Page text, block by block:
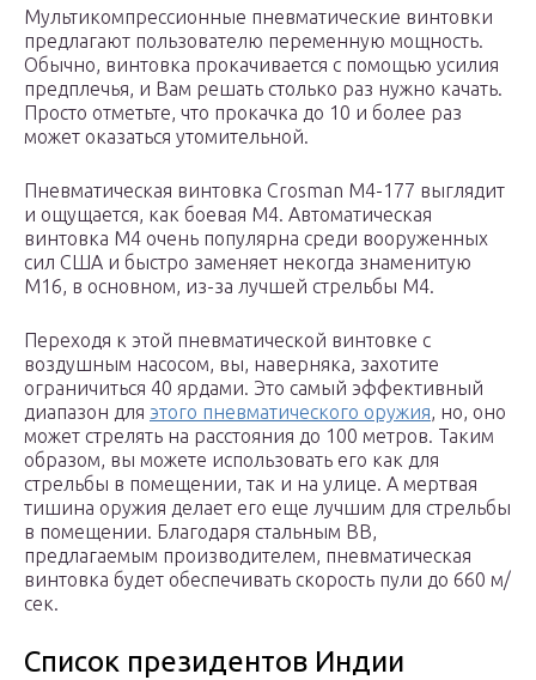
Мультикомпрессионные пневматические винтовки
предлагают пользователю переменную мощность.
Обычно, винтовка прокачивается с помощью усилия
предплечья, и Вам решать столько раз нужно качать.
Просто отметьте, что прокачка до 10 и более раз
может оказаться утомительной.
Пневматическая винтовка Crosman M4-177 выглядит
и ощущается, как боевая M4. Автоматическая
винтовка М4 очень популярна среди вооруженных
сил США и быстро заменяет некогда знаменитую
M16, в основном, из-за лучшей стрельбы М4.
Переходя к этой пневматической винтовке с
воздушным насосом, вы, наверняка, захотите
ограничиться 40 ярдами. Это самый эффективный
диапазон для этого пневматического оружия, но, оно
может стрелять на расстояния до 100 метров. Таким
образом, вы можете использовать его как для
стрельбы в помещении, так и на улице. А мертвая
тишина оружия делает его еще лучшим для стрельбы
в помещении. Благодаря стальным ВВ,
предлагаемым производителем, пневматическая
винтовка будет обеспечивать скорость пули до 660 м/
сек.
Список президентов Индии